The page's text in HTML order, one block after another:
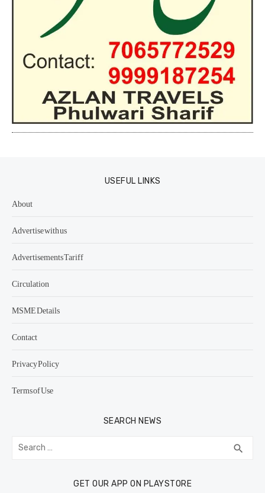
USEFUL LINKS
About
Advertise with us
Advertisements Tariff
Circulation
MSME Details
Contact
Privacy Policy
Terms of Use
SEARCH NEWS
Search
for: search
GET OUR APP ON PLAYSTORE